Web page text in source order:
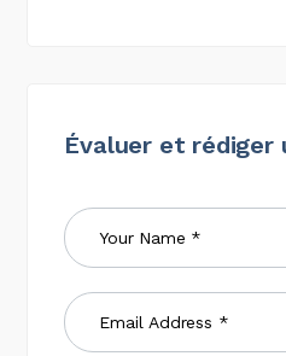
Évaluer et rédiger